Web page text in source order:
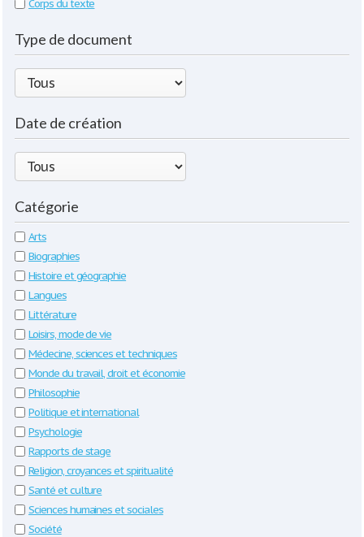
Corps du texte
Type de document
Date de création
Catégorie
Arts
Biographies
Histoire et géographie
Langues
Littérature
Loisirs, mode de vie
Médecine, sciences et techniques
Monde du travail, droit et économie
Philosophie
Politique et international
Psychologie
Rapports de stage
Religion, croyances et spiritualité
Santé et culture
Sciences humaines et sociales
Société